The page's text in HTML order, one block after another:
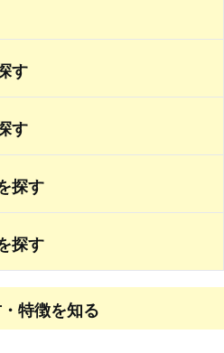
す
す
探す
探す
特徴を知る